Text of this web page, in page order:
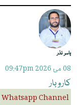
یاسر نذر
08 مئ 2026 09:47pm
کاروبار
Whatsapp Channel